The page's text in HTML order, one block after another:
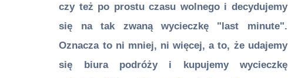
czy też po prostu czasu wolnego i decydujemy
się na tak zwaną wycieczkę "last minute".
Oznacza to ni mniej, ni więcej, a to, że udajemy
się biura podróży i kupujemy wycieczkę